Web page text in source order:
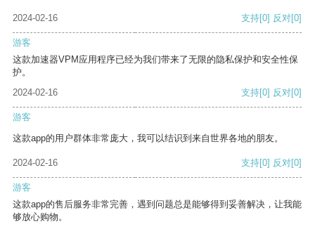
2024-02-16 支持[0] 反对[0]
游客
这款加速器VPM应用程序已经为我们带来了无限的隐私保护和安全性保
护。
2024-02-16
支持[0] 反对[0]
游客
这款app的用户群体非常庞大，我可以结识到来自世界各地的朋友。
2024-02-16 支持[0] 反对[0]
游客
这款app的售后服务非常完善，遇到问题总是能够得到妥善解决，让我能
够放心购物。